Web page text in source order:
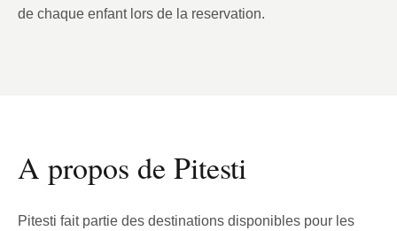
de chaque enfant lors de la reservation.
A propos de Pitesti
Pitesti fait partie des destinations disponibles pour les